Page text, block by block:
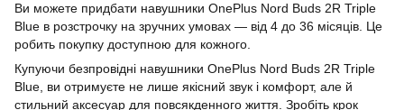
Ви можете придбати навушники OnePlus Nord Buds 2R Triple
Blue в розстрочку на зручних умовах — від 4 до 36 місяців. Це
робить покупку доступною для кожного.
Купуючи безпровідні навушники OnePlus Nord Buds 2R Triple
Blue, ви отримуєте не лише якісний звук і комфорт, але й
стильний аксесуар для повсякденного життя. Зробіть крок